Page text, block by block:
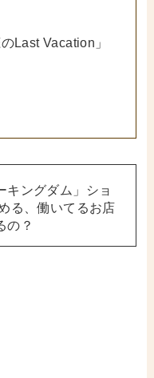
Last Vacation」
キングダム」ショ
る、働いてるお店
の？